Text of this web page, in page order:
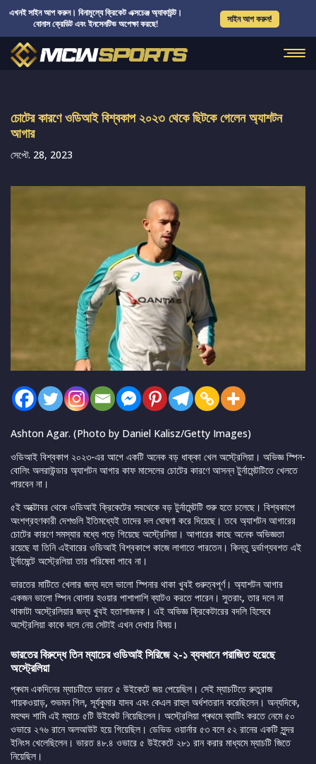
এখনই সাইন আপ করুন। বিনামূল্যে ক্রিকেট এক্সচেঞ্জ অ্যাকাউন্ট।
বোনাস ক্রেডিট এবং ইনসেনটিভ অপেক্ষা করছে!
সাইন আপ করুন!
চোটের কারণে ওডিআই বিশ্বকাপ ২০২৩ থেকে ছিটকে গেলেন অ্যাশটন
আগার
সেপ্টে. 28, 2023
Ashton Agar. (Photo by Daniel Kalisz/Getty Images)
ওডিআই বিশ্বকাপ ২০২৩-এর আগে একটি অনেক বড় ধাক্কা খেল অস্ট্রেলিয়া। অভিজ্ঞ স্পিন-
বোলিং অলরাউন্ডার অ্যাশটন আগার কাফ মাসেলের চোটের কারণে আসন্ন টুর্নামেন্টটিতে খেলতে
পারবেন না।
৫ই অক্টোবর থেকে ওডিআই ক্রিকেটের সবথেকে বড় টুর্নামেন্টটি শুরু হতে চলেছে। বিশ্বকাপে
অংশগ্রহণকারী দেশগুলি ইতিমধ্যেই তাদের দল ঘোষণা করে দিয়েছে। তবে অ্যাশটন আগারের
চোটের কারণে সমস্যার মধ্যে পড়ে গিয়েছে অস্ট্রেলিয়া। আগারের কাছে অনেক অভিজ্ঞতা
রয়েছে যা তিনি এইবারের ওডিআই বিশ্বকাপে কাজে লাগাতে পারতেন। কিন্তু দুর্ভাগ্যবশত এই
টুর্নামেন্টে অস্ট্রেলিয়া তার পরিষেবা পাবে না।
ভারতের মাটিতে খেলার জন্য দলে ভালো স্পিনার থাকা খুবই গুরুত্বপূর্ণ। অ্যাশটন আগার
একজন ভালো স্পিন বোলার হওয়ার পাশাপাশি ব্যাটও করতে পারেন। সুতরাং, তার দলে না
থাকাটা অস্ট্রেলিয়ার জন্য খুবই হতাশাজনক। এই অভিজ্ঞ ক্রিকেটারের বদলি হিসেবে
অস্ট্রেলিয়া কাকে দলে নেয় সেটাই এখন দেখার বিষয়।
ভারতের বিরুদ্ধে তিন ম্যাচের ওডিআই সিরিজে ২-১ ব্যবধানে পরাজিত হয়েছে
অস্ট্রেলিয়া
প্ৰথম একদিনের ম্যাচটিতে ভারত ৫ উইকেটে জয় পেয়েছিল। সেই ম্যাচটিতে রুতুরাজ
গায়কওয়াড়, শুভমন গিল, সূর্যকুমার যাদব এবং কেএল রাহুল অর্ধশতরান করেছিলেন। অন্যদিকে,
মহম্মদ শামি এই ম্যাচে ৫টি উইকেট নিয়েছিলেন। অস্ট্রেলিয়া প্ৰথমে ব্যাটিং করতে নেমে ৫০
ওভারে ২৭৬ রানে অলআউট হয়ে গিয়েছিল। ডেভিড ওয়ার্নার ৫৩ বলে ৫২ রানের একটি সুন্দর
ইনিংস খেলেছিলেন। ভারত ৪৮.৪ ওভারে ৫ উইকেটে ২৮১ রান করার মাধ্যমে ম্যাচটি জিতে
নিয়েছিল।